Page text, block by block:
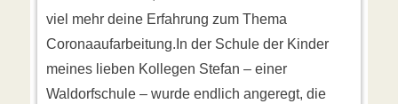
viel mehr deine Erfahrung zum Thema
Coronaaufarbeitung.In der Schule der Kinder
meines lieben Kollegen Stefan – einer
Waldorfschule – wurde endlich angeregt, die